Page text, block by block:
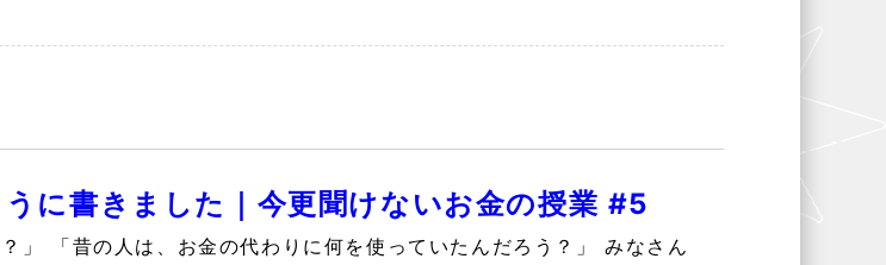
に書きました｜今更聞けないお金の授業 #5
」 「昔の人は、お金の代わりに何を使っていたんだろう？」 みなさん